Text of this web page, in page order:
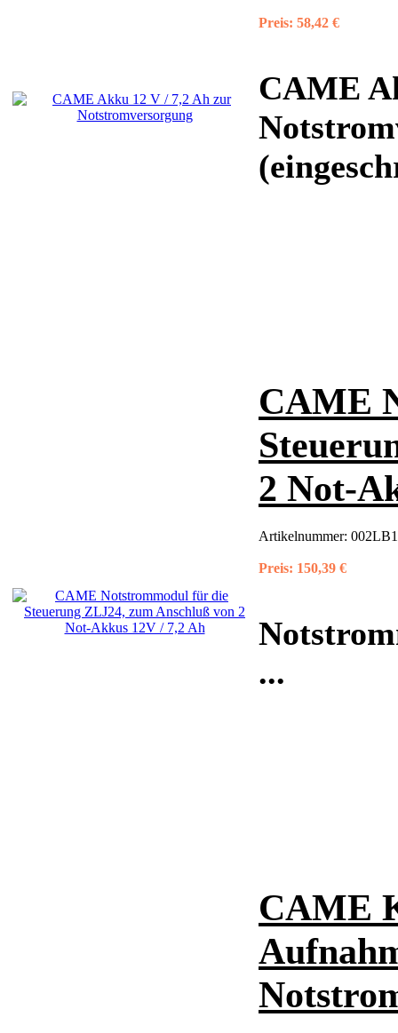
Preis: 58,42 €
CAME
CAME
2 Not-
Artikelnummer:
Preis: 150,39 €
...
CAME